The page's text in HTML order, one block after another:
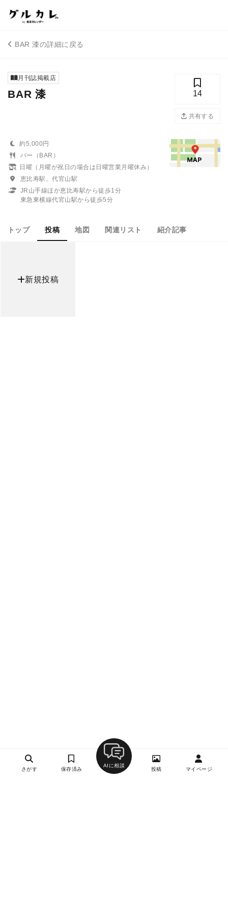
BAR 漆の詳細に戻る
月刊誌掲載店
BAR 漆 14
共有する
約5,000円
バー（BAR）
日曜（月曜が祝日の場合は日曜営業月曜休み）
恵比寿駅、代官山駅
JR山手線ほか恵比寿駅から徒歩1分
東急東横線代官山駅から徒歩5分
トップ 投稿 地図 関連リスト 紹介記事
新規投稿
さがす 保存済み
AIに相談
投稿 マイページ